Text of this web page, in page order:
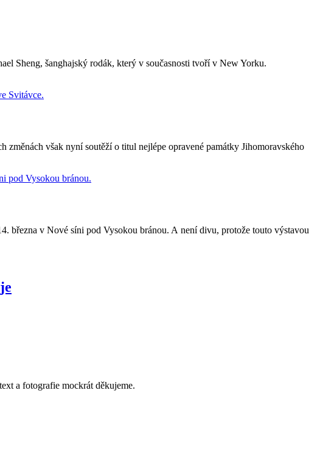
Sheng, šanghajský rodák, který v současnosti tvoří v New Yorku.
však nyní soutěží o titul nejlépe opravené památky Jihomoravského
března v Nové síni pod Vysokou bránou. A není divu, protože touto výstavou
a fotografie mockrát děkujeme.